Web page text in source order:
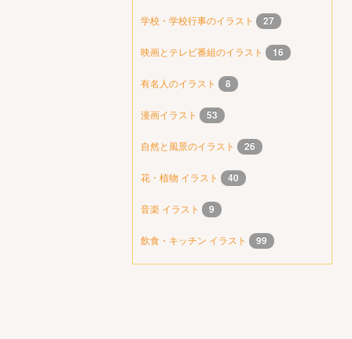
学校・学校行事のイラスト 27
映画とテレビ番組のイラスト 16
有名人のイラスト 8
漫画イラスト 53
自然と風景のイラスト 26
花・植物 イラスト 40
音楽 イラスト 9
飲食・キッチン イラスト 99